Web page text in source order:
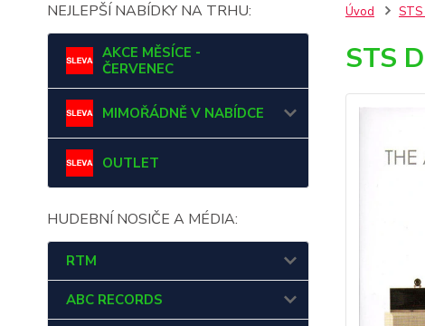
NEJLEPŠÍ NABÍDKY NA TRHU:
AKCE MĚSÍCE -
ČERVENEC
MIMOŘÁDNĚ V NABÍDCE
OUTLET
HUDEBNÍ NOSIČE A MÉDIA:
RTM
ABC RECORDS
Úvod STS
STS